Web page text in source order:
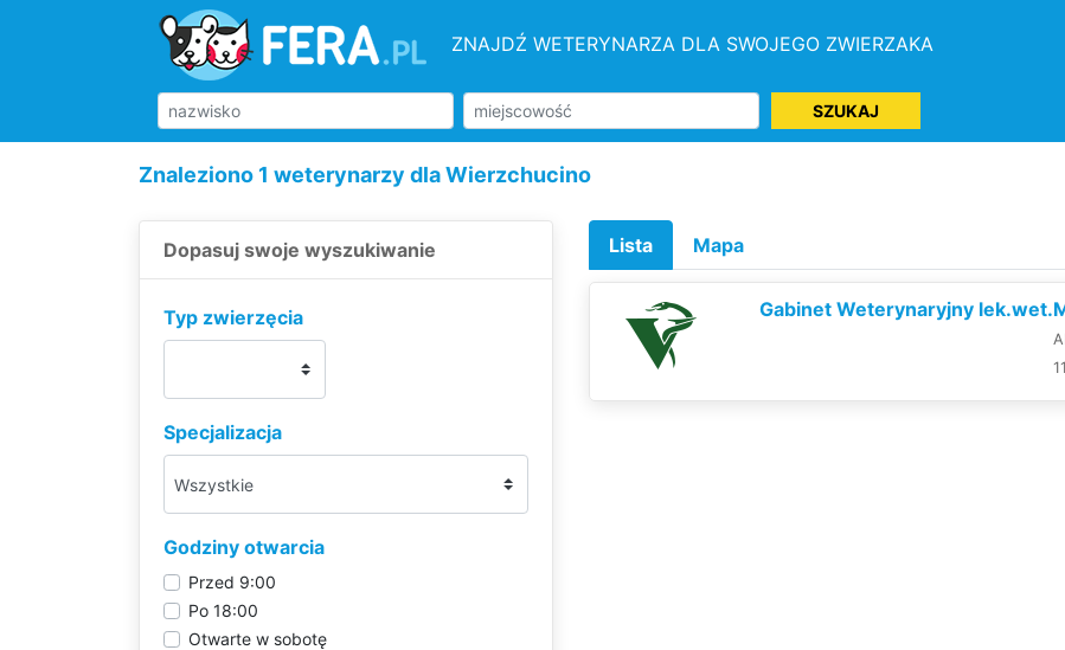
ZNAJDŹ WETERYNARZA DLA SWOJEGO ZWIERZAKA
SZUKAJ
Znaleziono 1 weterynarzy dla Wierzchucino
Dopasuj swoje wyszukiwanie
Typ zwierzęcia
Specjalizacja
Godziny otwarcia
Przed 9:00
Po 18:00
Otwarte w sobotę
Lista Mapa
Gabinet Weterynaryjny